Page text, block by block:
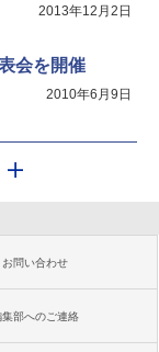
2013年12月2日
会を開催
2010年6月9日
お問い合わせ
集部へのご連絡